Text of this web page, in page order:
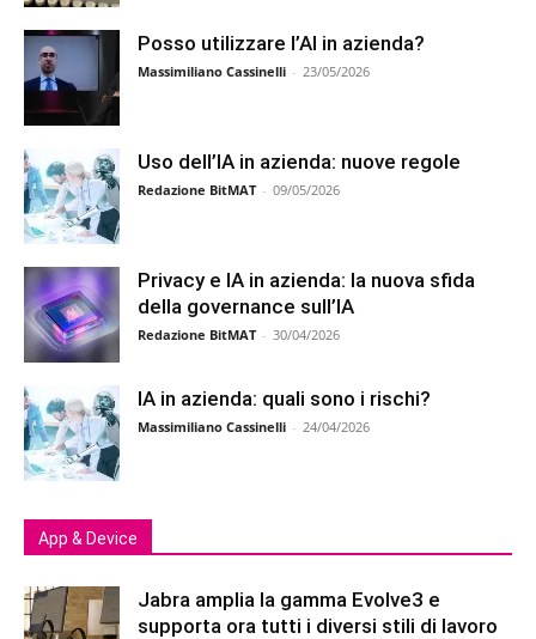
Posso utilizzare l’AI in azienda?
Massimiliano Cassinelli - 23/05/2026
Uso dell’IA in azienda: nuove regole
Redazione BitMAT - 09/05/2026
Privacy e IA in azienda: la nuova sfida
della governance sull’IA
Redazione BitMAT - 30/04/2026
IA in azienda: quali sono i rischi?
Massimiliano Cassinelli - 24/04/2026
App & Device
Jabra amplia la gamma Evolve3 e
supporta ora tutti i diversi stili di lavoro